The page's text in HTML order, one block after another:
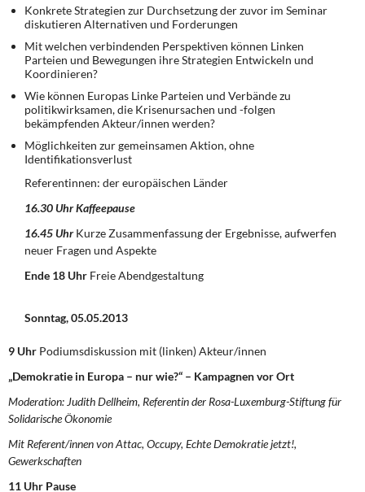
Konkrete Strategien zur Durchsetzung der zuvor im Seminar
diskutieren Alternativen und Forderungen
Mit welchen verbindenden Perspektiven können Linken
Parteien und Bewegungen ihre Strategien Entwickeln und
Koordinieren?
Wie können Europas Linke Parteien und Verbände zu
politikwirksamen, die Krisenursachen und -folgen
bekämpfenden Akteur/innen werden?
Möglichkeiten zur gemeinsamen Aktion, ohne
Identifikationsverlust
Referentinnen: der europäischen Länder
16.30 Uhr Kaffeepause
16.45 UhrKurze Zusammenfassung der Ergebnisse, aufwerfen
neuer Fragen und Aspekte
Ende 18 Uhr Freie Abendgestaltung
Sonntag, 05.05.2013
9 Uhr Podiumsdiskussion mit (linken) Akteur/innen
„Demokratie in Europa – nur wie?“ – Kampagnen vor Ort
Moderation: Judith Dellheim, Referentin der Rosa-Luxemburg-Stiftung für
Solidarische Ökonomie
Mit Referent/innen von Attac, Occupy, Echte Demokratie jetzt!,
Gewerkschaften
11 Uhr Pause